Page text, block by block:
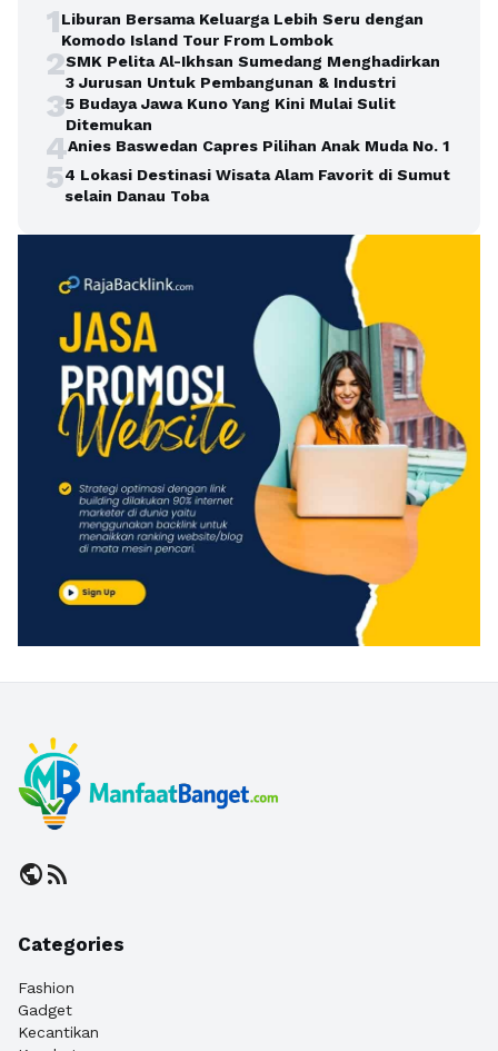
1Liburan Bersama Keluarga Lebih Seru dengan
Komodo Island Tour From Lombok
2SMK Pelita Al-Ikhsan Sumedang Menghadirkan
3 Jurusan Untuk Pembangunan & Industri
35 Budaya Jawa Kuno Yang Kini Mulai Sulit
Ditemukan
4Anies Baswedan Capres Pilihan Anak Muda No. 1
54 Lokasi Destinasi Wisata Alam Favorit di Sumut
selain Danau Toba
publicrss_feed
Categories
Fashion
Gadget
Kecantikan